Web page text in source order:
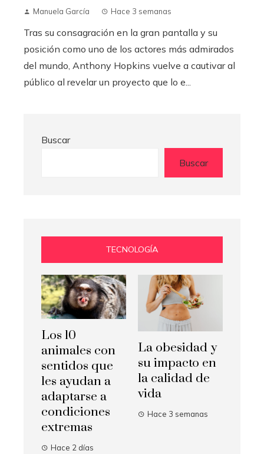
Manuela García Hace 3 semanas
Tras su consagración en la gran pantalla y su
posición como uno de los actores más admirados
del mundo, Anthony Hopkins vuelve a cautivar al
público al revelar un proyecto que lo e...
Buscar
Buscar
TECNOLOGÍA
Los 10
animales con
sentidos que
les ayudan a
adaptarse a
condiciones
extremas
Hace 2 días
La obesidad y
su impacto en
la calidad de
vida
Hace 3 semanas